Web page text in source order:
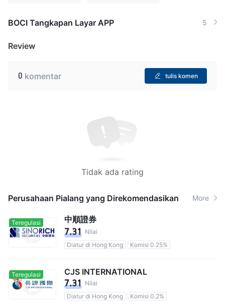
BOCI Tangkapan Layar APP 5
Review
0 komentar tulis komen
Tidak ada rating
Perusahaan Pialang yang Direkomendasikan More
Teregulasi 中順證券
7.31 Nilai
Diatur di Hong Kong
Komisi 0.25%
Teregulasi CJS INTERNATIONAL
7.31 Nilai
Diatur di Hong Kong
Komisi 0.2%